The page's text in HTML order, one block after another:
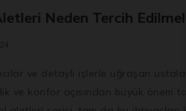
Neden Tercih